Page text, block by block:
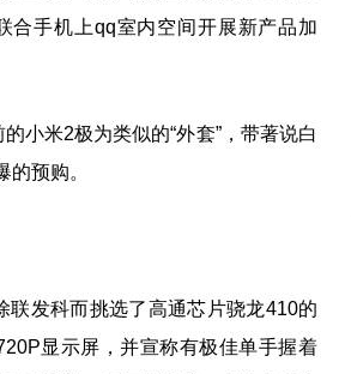
合手机上qq室内空间开展新产品加
小米2极为类似的“外套”，带著说白
预购。
联发科而挑选了高通芯片骁龙410的
显示屏，并宣称有极佳单手握着